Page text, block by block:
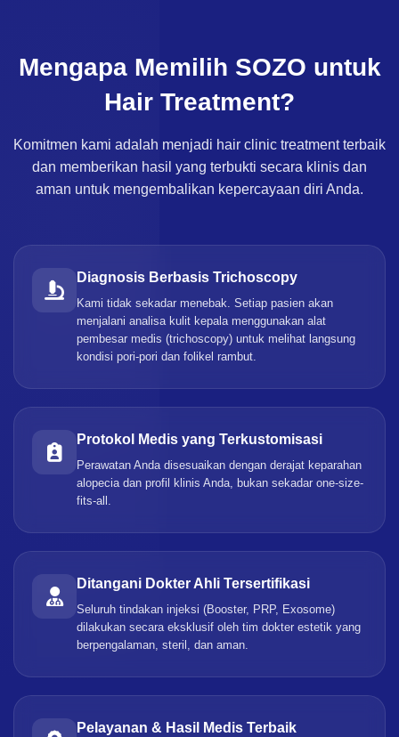
Mengapa Memilih SOZO untuk
Hair Treatment?
Komitmen kami adalah menjadi hair clinic treatment terbaik
dan memberikan hasil yang terbukti secara klinis dan
aman untuk mengembalikan kepercayaan diri Anda.
Diagnosis Berbasis Trichoscopy
Kami tidak sekadar menebak. Setiap pasien akan
menjalani analisa kulit kepala menggunakan alat
pembesar medis (trichoscopy) untuk melihat langsung
kondisi pori-pori dan folikel rambut.
Protokol Medis yang Terkustomisasi
Perawatan Anda disesuaikan dengan derajat keparahan
alopecia dan profil klinis Anda, bukan sekadar one-size-
fits-all.
Ditangani Dokter Ahli Tersertifikasi
Seluruh tindakan injeksi (Booster, PRP, Exosome)
dilakukan secara eksklusif oleh tim dokter estetik yang
berpengalaman, steril, dan aman.
Pelayanan & Hasil Medis Terbaik